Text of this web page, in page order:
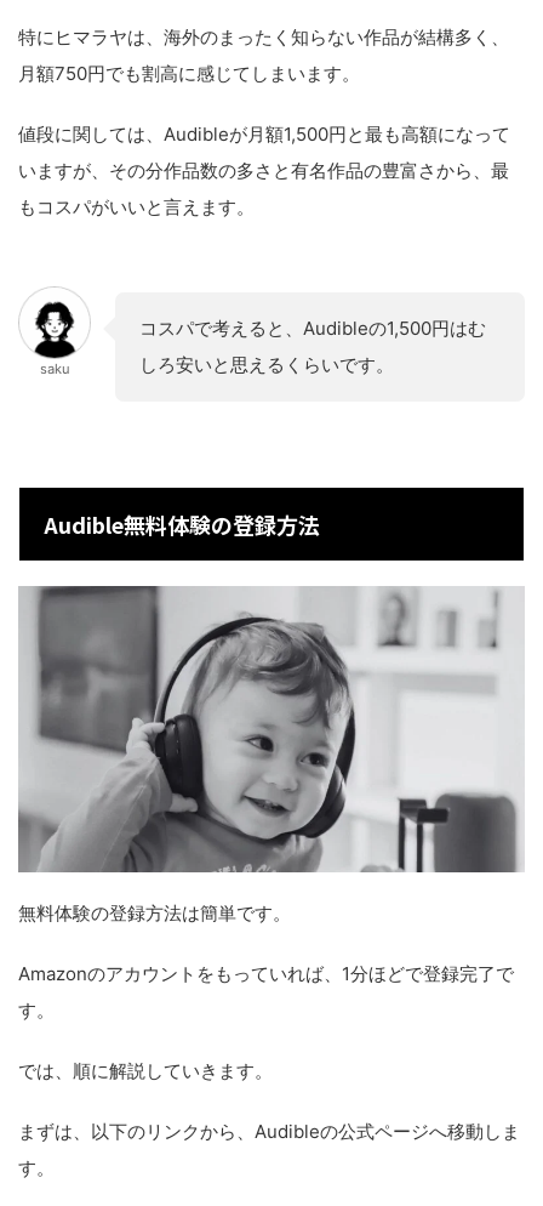
特にヒマラヤは、海外のまったく知らない作品が結構多く、
月額750円でも割高に感じてしまいます。
値段に関しては、Audibleが月額1,500円と最も高額になって
いますが、その分作品数の多さと有名作品の豊富さから、最
もコスパがいいと言えます。
saku
コスパで考えると、Audibleの1,500円はむ
しろ安いと思えるくらいです。
Audible無料体験の登録方法
無料体験の登録方法は簡単です。
Amazonのアカウントをもっていれば、1分ほどで登録完了で
す。
では、順に解説していきます。
まずは、以下のリンクから、Audibleの公式ページへ移動しま
す。